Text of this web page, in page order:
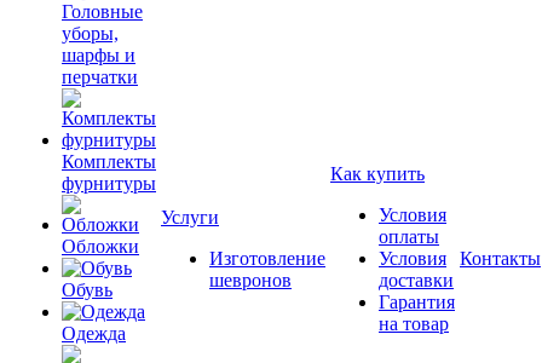
Головные
уборы,
шарфы и
перчатки
Комплекты
фурнитуры
Обложки
Обувь
Одежда
Услуги
Изготовление
шевронов
Как купить
Условия
оплаты
Условия
доставки
Гарантия
на товар
Контакты